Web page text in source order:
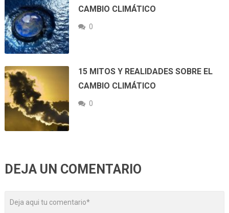
CAMBIO CLIMÁTICO
0
15 MITOS Y REALIDADES SOBRE EL
CAMBIO CLIMÁTICO
0
DEJA UN COMENTARIO